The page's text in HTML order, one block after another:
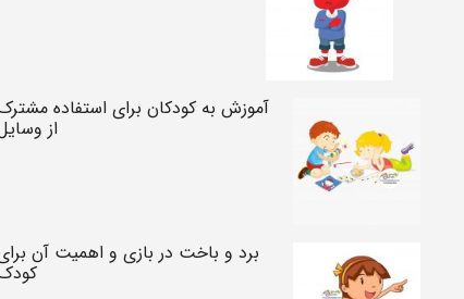
آموزش به کودکان برای استفاده
از
برد و باخت در بازی و اهمیت آن